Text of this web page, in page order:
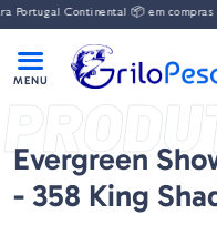
Continental 📦 em compras acima
Evergreen
- 358 King